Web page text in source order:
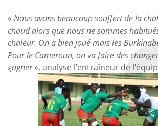
« Nous avons beaucoup souffert de la
chaud alors que nous ne sommes
chaleur. On a bien joué mais les
Pour le Cameroun, on va faire des
gagner», analyse l’entraîneur de